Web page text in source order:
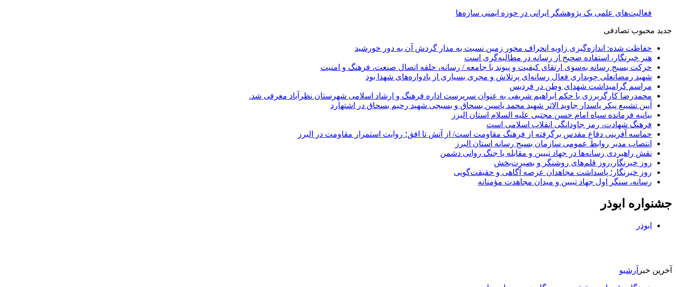
فعالیت‌های علمی یک پژوهشگر ایرانی در حوزه ایمنی سازه‌ها
جدید محبوب تصادفی
حفاظت شده: اندازه‌گیری زاویه انحراف محور زمین نسبت به مدار گردش آن به دور خورشید
هنر خبرنگار، استفاده صحیح از رسانه در مطالبه‌گری است
حرکت بسیج رسانه به‌سوی ارتقای کیفیت و پیوند با جامعه / رسانه، حلقه اتصال صنعت، فرهنگ و امنیت
شهید رمضانعلی چوبداری فعال رسانه‌ای پرتلاش و مجری بسیاری از یادواره‌های شهدا بود
مراسم گرامیداشت شهدای وطن در فردیس
محمدرضا کارگربرزی با حکم ابراهیم شریفی به عنوان سرپرست اداره فرهنگ و ارشاد اسلامی شهرستان نظرآباد معرفی شد.
آیین تشییع پیکر پاسدار جاوید الاثر شهید محمد یاسین بسحاق و بسیجی شهید رحیم بسحاق در اشتهارد
بیانیه فرمانده سپاه امام حسن مجتبی علیه السلام استان البرز
فرهنگ شهادت، رمز جاودانگی انقلاب اسلامی است
حماسه آفرینی دفاع مقدس برگرفته از فرهنگ مقاومت است/ از آتش تا افق؛ روایت استمرار مقاومت در البرز
انتصاب مدیر روابط عمومی سازمان بسیج رسانه استان البرز
نقش راهبردی رسانه‌ها در جهاد تبیین و مقابله با جنگ روانی دشمن
روز خبرنگار،روز قلم‌های روشنگر و بصیرت‌بخش
روز خبرنگار؛ پاسداشت مجاهدان عرصه آگاهی و حقیقت‌گویی
رسانه، سنگر اول جهاد تبیین و میدان مجاهدت مؤمنانه
جشنواره ابوذر
ابوذر
آخرین خبر آرشیو